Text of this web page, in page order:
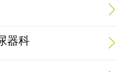
器科